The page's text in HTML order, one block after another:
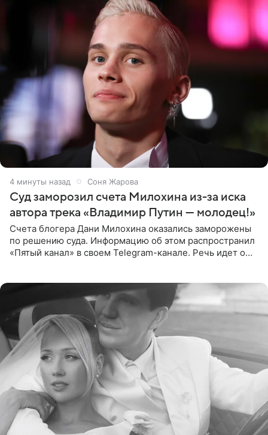
4 минуты назад Соня Жарова
Суд заморозил счета Милохина из-за иска
автора трека «Владимир Путин — молодец!»
Счета блогера Дани Милохина оказались заморожены
по решению суда. Информацию об этом распространил
«Пятый канал» в своем Telegram-канале. Речь идет о